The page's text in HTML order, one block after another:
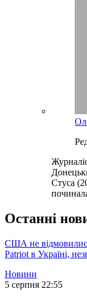
Стуса
Останні
США не
Patriot в Україні,
Новини
5 серпня 22:55